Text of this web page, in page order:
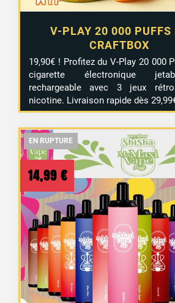
V-PLAY 20 000 PUFFS
CRAFTBOX
19,90€ ! Profitez du V-Play 20 000
cigarette électronique
rechargeable avec 3 jeux
nicotine. Livraison rapide dès
EN RUPTURE
EN RUPTURE
14,99 €
EN RUPTURE